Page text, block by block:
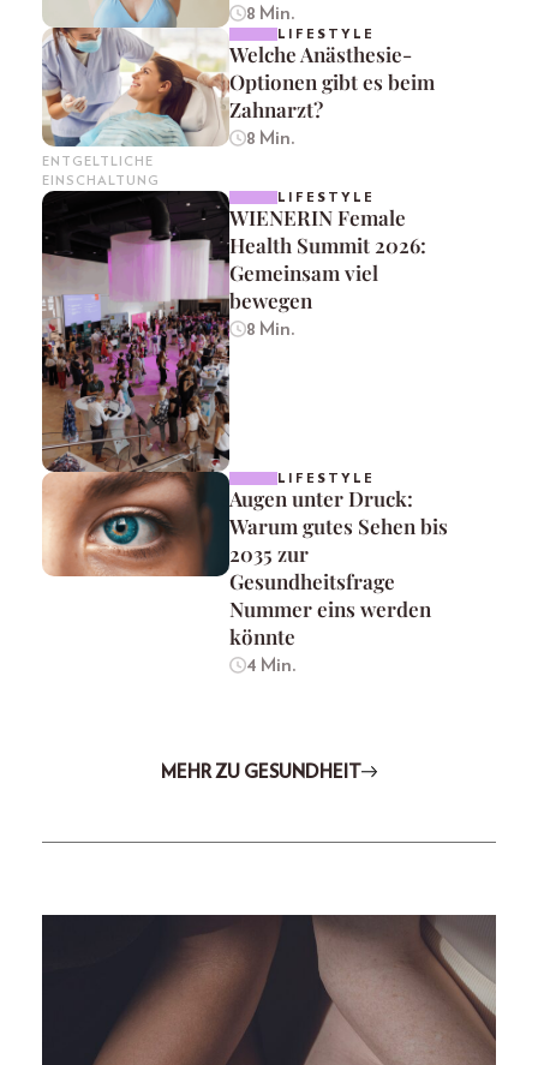
8 Min.
ENTGELTLICHE
EINSCHALTUNG
LIFESTYLE
Welche Anästhesie-
Optionen gibt es beim
Zahnarzt?
8 Min.
LIFESTYLE
WIENERIN Female
Health Summit 2026:
Gemeinsam viel
bewegen
8 Min.
LIFESTYLE
Augen unter Druck:
Warum gutes Sehen bis
2035 zur
Gesundheitsfrage
Nummer eins werden
könnte
4 Min.
MEHR ZU GESUNDHEIT